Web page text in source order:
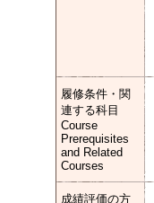
履修条件・関
連する科目
Course
Prerequisites
and Related
Courses
成績評価の方